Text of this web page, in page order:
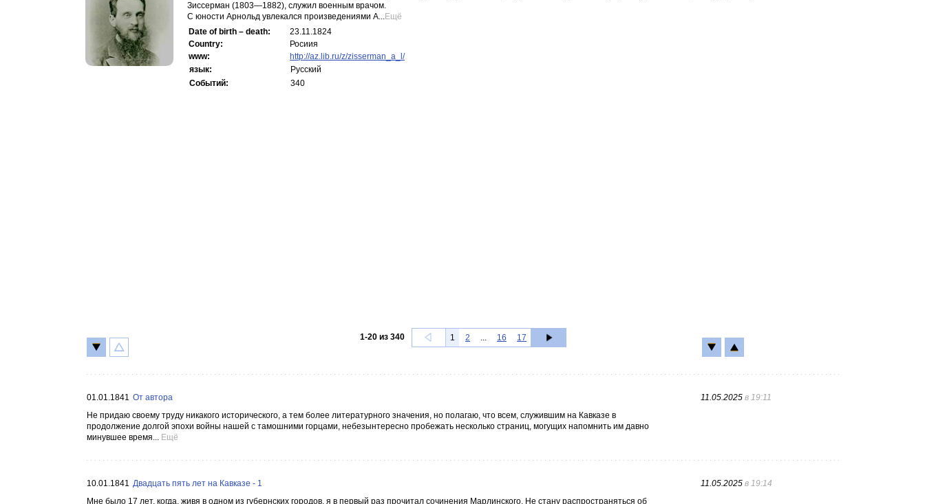
Зиссерман (1803—1882), служил военным врачом.
С юности Арнольд увлекался произведениями А...Ещё
Date of birth – death:
23.11.1824
Country:
Росиия
www:
http://az.lib.ru/z/zisserman_a_l/
язык:
Русский
Событий:
340
1-20 из 340 1 2 ... 16 17
01.01.1841 От автора
Не придаю своему труду никакого исторического, а тем более литературного значения, но полагаю, что всем, служившим на Кавказе в
продолжение долгой эпохи войны нашей с тамошними горцами, небезынтересно пробежать несколько страниц, могущих напомнить им давно
минувшее время... Ещё
11.05.2025 в 19:11
10.01.1841 Двадцать пять лет на Кавказе - 1
Мне было 17 лет, когда, живя в одном из губернских городов, я в первый раз прочитал сочинения Марлинского. Не стану распространяться об
11.05.2025 в 19:14